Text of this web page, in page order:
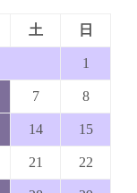
土 日
1
7 8
14 15
21 22